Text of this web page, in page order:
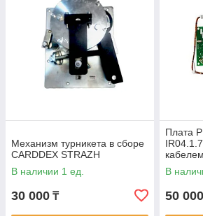
Механизм турникета в сборе
CARDDEX STRAZH
В наличии 1 ед.
30 000 ₸
Плата
кабелем
В
50 000